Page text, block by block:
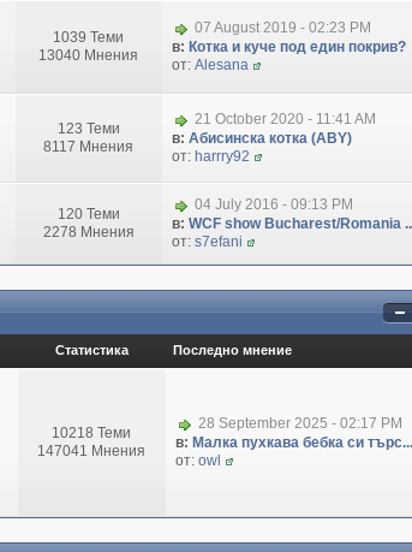
1039 Теми
13040 Мнения
07 August 2019 - 02:23 PM
в: Котка и куче под един покрив?
от: Alesana
123 Теми
8117 Мнения
21 October 2020 - 11:41 AM
в: Абисинска котка (ABY)
от: harrry92
120 Теми
2278 Мнения
04 July 2016 - 09:13 PM
в: WCF show Bucharest/Romania
от: s7efani
Статистика Последно мнение
10218 Теми
147041 Мнения
28 September 2025 - 02:17 PM
в: Малка пухкава бебка си търс...
от: owl